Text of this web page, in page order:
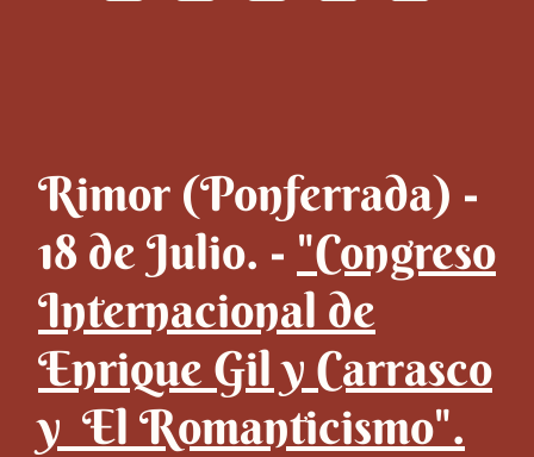
Rimor (Ponferrada) -
18 de Julio. - "Congreso
Internacional de
Enrique Gil y Carrasco
y El Romanticismo".